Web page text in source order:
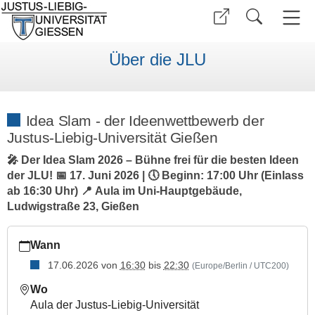
Über die JLU
Idea Slam - der Ideenwettbewerb der
Justus-Liebig-Universität Gießen
🎤 Der Idea Slam 2026 – Bühne frei für die besten Ideen
der JLU! 📅 17. Juni 2026 | 🕔 Beginn: 17:00 Uhr (Einlass
ab 16:30 Uhr) 📍 Aula im Uni-Hauptgebäude,
Ludwigstraße 23, Gießen
giessen.de/de/ueber-
uns/veranstaltungen/sonstige/ideaslam_26
Idea
Slam
Wann
17.06.2026 von 16:30bis 22:30 (Europe/Berlin / UTC200)
Wo
Aula der Justus-Liebig-Universität